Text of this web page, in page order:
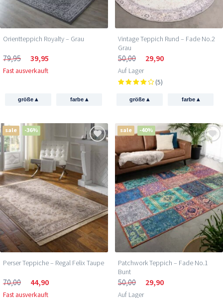
Orientteppich Royalty – Grau
79,95 39,95
Fast ausverkauft
größe▴ farbe ▴
Vintage Teppich Rund – Fade No.2
Grau
50,00 29,90
Auf Lager
(5)
größe▴ farbe ▴
sale -36%
Perser Teppiche – Regal Felix Taupe
70,00 44,90
Fast ausverkauft
sale -40%
Patchwork Teppich – Fade No.1
Bunt
50,00 29,90
Auf Lager